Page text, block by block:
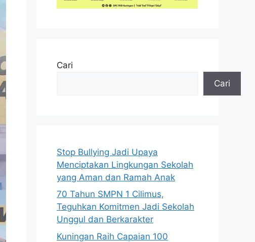
Cari
Cari
Stop Bullying Jadi Upaya
Menciptakan Lingkungan Sekolah
yang Aman dan Ramah Anak
70 Tahun SMPN 1 Cilimus,
Teguhkan Komitmen Jadi Sekolah
Unggul dan Berkarakter
Kuningan Raih Capaian 100